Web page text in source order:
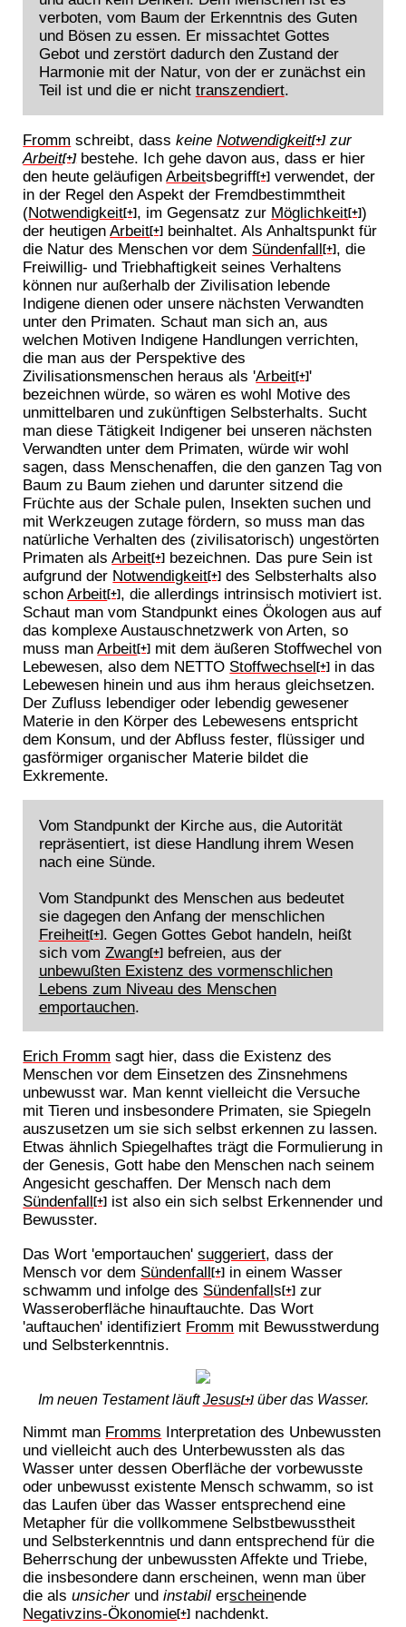
verboten, vom Baum der Erkenntnis des Guten
und Bösen zu essen. Er missachtet Gottes
Gebot und zerstört dadurch den Zustand der
Harmonie mit der Natur, von der er zunächst ein
Teil ist und die er nicht transzendiert.
Fromm schreibt, dasskeineNotwendigkeit[+]zur
Arbeit[+]bestehe. Ich gehe davon aus, dass er hier
den heute geläufigenArbeitsbegriff[+] verwendet, der
in der Regel den Aspekt der Fremdbestimmtheit
(Notwendigkeit[+] , im Gegensatz zur Möglichkeit[+])
der heutigenArbeit[+] beinhaltet. Als Anhaltspunkt für
die Natur des Menschen vor dem Sündenfall[+] , die
Freiwillig- und Triebhaftigkeit seines Verhaltens
können nur außerhalb der Zivilisation lebende
Indigene dienen oder unsere nächsten Verwandten
unter den Primaten. Schaut man sich an, aus
welchen Motiven Indigene Handlungen verrichten,
die man aus der Perspektive des
Zivilisationsmenschen heraus als 'Arbeit[+]'
bezeichnen würde, so wären es wohl Motive des
unmittelbaren und zukünftigen Selbsterhalts. Sucht
man diese Tätigkeit Indigener bei unseren nächsten
Verwandten unter dem Primaten, würde wir wohl
sagen, dass Menschenaffen, die den ganzen Tag von
Baum zu Baum ziehen und darunter sitzend die
Früchte aus der Schale pulen, Insekten suchen und
mit Werkzeugen zutage fördern, so muss man das
natürliche Verhalten des (zivilisatorisch) ungestörten
Primaten alsArbeit[+] bezeichnen. Das pure Sein ist
aufgrund der Notwendigkeit[+] des Selbsterhalts also
schonArbeit[+] , die allerdings intrinsisch motiviert ist.
Schaut man vom Standpunkt eines Ökologen aus auf
das komplexe Austauschnetzwerk von Arten, so
muss manArbeit[+] mit dem äußeren Stoffwechel von
Lebewesen, also dem NETTO Stoffwechsel[+] in das
Lebewesen hinein und aus ihm heraus gleichsetzen.
Der Zufluss lebendiger oder lebendig gewesener
Materie in den Körper des Lebewesens entspricht
dem Konsum, und der Abfluss fester, flüssiger und
gasförmiger organischer Materie bildet die
Exkremente.
Vom Standpunkt der Kirche aus, die Autorität
repräsentiert, ist diese Handlung ihrem Wesen
nach eine Sünde.
Vom Standpunkt des Menschen aus bedeutet
sie dagegen den Anfang der menschlichen
Freiheit[+]. Gegen Gottes Gebot handeln, heißt
sich vom Zwang[+]befreien, aus der
unbewußten Existenz des vormenschlichen
Lebens zum Niveau des Menschen
emportauchen.
Erich Fromm sagt hier, dass die Existenz des
Menschen vor dem Einsetzen des Zinsnehmens
unbewusst war. Man kennt vielleicht die Versuche
mit Tieren und insbesondere Primaten, sie Spiegeln
auszusetzen um sie sich selbst erkennen zu lassen.
Etwas ähnlich Spiegelhaftes trägt die Formulierung in
der Genesis, Gott habe den Menschen nach seinem
Angesicht geschaffen. Der Mensch nach dem
Sündenfall[+] ist also ein sich selbst Erkennender und
Bewusster.
Das Wort 'emportauchen'suggeriert, dass der
Mensch vor dem Sündenfall[+] in einem Wasser
schwamm und infolge des Sündenfalls[+] zur
Wasseroberfläche hinauftauchte. Das Wort
'auftauchen' identifiziert Fromm mit Bewusstwerdung
und Selbsterkenntnis.
Im neuen Testament läuftJesus[+]über das Wasser.
Nimmt man Fromms Interpretation des Unbewussten
und vielleicht auch des Unterbewussten als das
Wasser unter dessen Oberfläche der vorbewusste
oder unbewusst existente Mensch schwamm, so ist
das Laufen über das Wasser entsprechend eine
Metapher für die vollkommene Selbstbewusstheit
und Selbsterkenntnis und dann entsprechend für die
Beherrschung der unbewussten Affekte und Triebe,
die insbesondere dann erscheinen, wenn man über
die alsunsicherundinstabil erscheinende
Negativzins-Ökonomie[+] nachdenkt.